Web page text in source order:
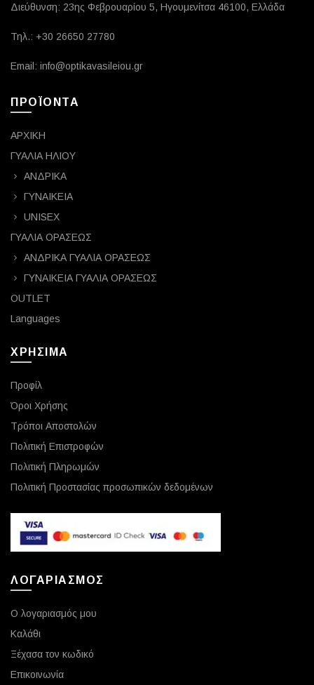
Διεύθυνση: 23ης Φεβρουαρίου 5, Ηγουμενίτσα 46100, Ελλάδα
Τηλ.: +30 26650 27780
Email: info@optikavasileiou.gr
ΠΡΟΪΟΝΤΑ
ΑΡΧΙΚΗ
ΓΥΑΛΙΑ ΗΛΙΟΥ
ΑΝΔΡΙΚΑ
ΓΥΝΑΙΚΕΙΑ
UNISEX
ΓΥΑΛΙΑ ΟΡΑΣΕΩΣ
ΑΝΔΡΙΚΑ ΓΥΑΛΙΑ ΟΡΑΣΕΩΣ
ΓΥΝΑΙΚΕΙΑ ΓΥΑΛΙΑ ΟΡΑΣΕΩΣ
OUTLET
Languages
ΧΡΗΣΙΜΑ
Προφίλ
Όροι Χρήσης
Τρόποι Αποστολών
Πολιτική Επιστροφών
Πολιτική Πληρωμών
Πολιτική Προστασίας προσωπικών δεδομένων
ΛΟΓΑΡΙΑΣΜΟΣ
Ο λογαριασμός μου
Καλάθι
Ξέχασα τον κωδικό
Επικοινωνία